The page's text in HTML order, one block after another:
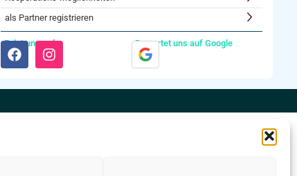
als Partner registrieren
Folgt uns auf: Bewertet uns auf Google